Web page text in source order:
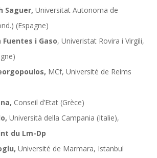
Saguer, Universitat Autonoma de
(Espagne)
Fuentes i Gaso, Univeristat Rovira i Virgili,
MCf, Université de Reims
Conseil d’Etat (Grèce)
Università della Campania (Italie),
du Lm-Dp
Université de Marmara, Istanbul